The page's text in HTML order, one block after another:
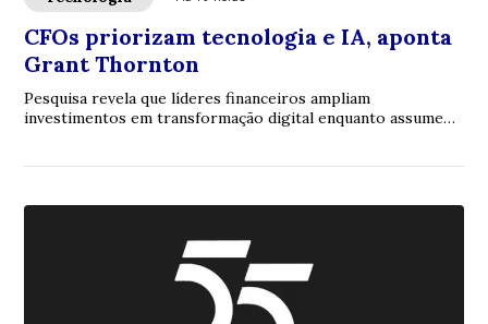
CFOs priorizam tecnologia e IA, aponta
Grant Thornton
Pesquisa revela que líderes financeiros ampliam
investimentos em transformação digital enquanto assumem